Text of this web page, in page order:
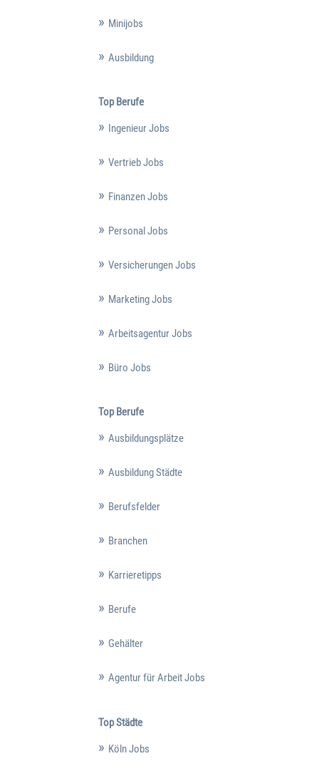
Minijobs
Ausbildung
Top Berufe
Ingenieur Jobs
Vertrieb Jobs
Finanzen Jobs
Personal Jobs
Versicherungen Jobs
Marketing Jobs
Arbeitsagentur Jobs
Büro Jobs
Top Berufe
Ausbildungsplätze
Ausbildung Städte
Berufsfelder
Branchen
Karrieretipps
Berufe
Gehälter
Agentur für Arbeit Jobs
Top Städte
Köln Jobs